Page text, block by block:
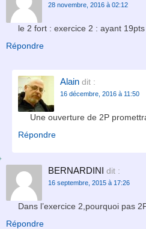
28 novembre, 2016 à 02:12
le 2 fort : exercice 2 : ayant
Répondre
Alain dit :
16 décembre, 2016 à 11:50
Une ouverture de 2P
Répondre
BERNARDINI dit :
16 septembre, 2015 à 17:26
Dans l’exercice 2,pourquoi pas
Répondre